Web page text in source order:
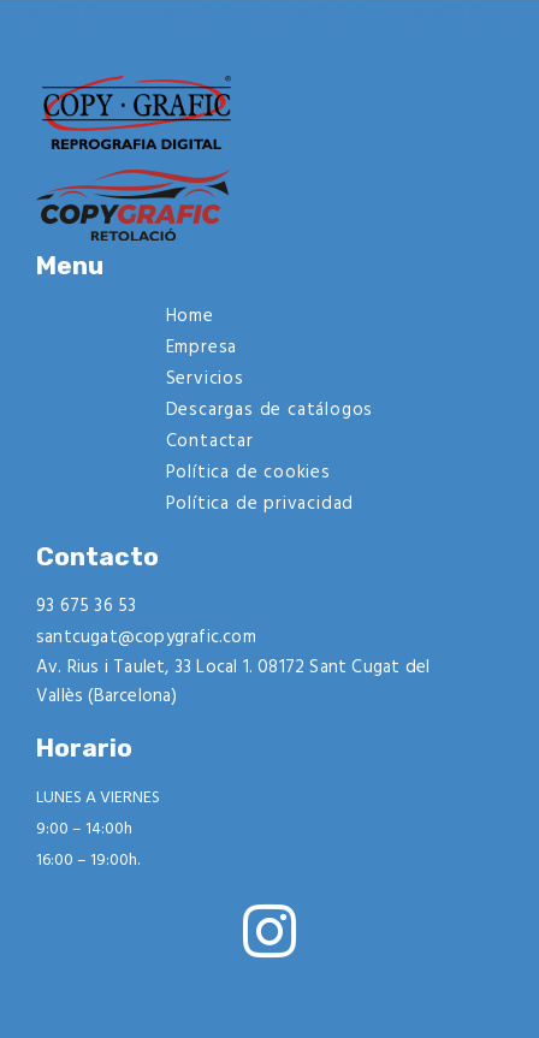
Menu
Home
Empresa
Servicios
Descargas de catálogos
Contactar
Política de cookies
Política de privacidad
Contacto
93 675 36 53
santcugat@copygrafic.com
Av. Rius i Taulet, 33 Local 1. 08172 Sant Cugat del
Vallès (Barcelona)
Horario
LUNES A VIERNES
9:00 – 14:00h
16:00 – 19:00h.